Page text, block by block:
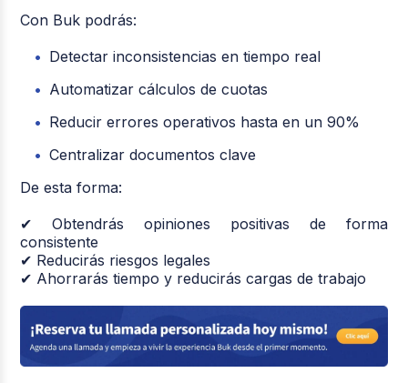
Con Buk podrás:
Detectar inconsistencias en tiempo real
Automatizar cálculos de cuotas
Reducir errores operativos hasta en un 90%
Centralizar documentos clave
De esta forma:
✔ Obtendrás opiniones positivas de forma
consistente
✔ Reducirás riesgos legales
✔ Ahorrarás tiempo y reducirás cargas de trabajo